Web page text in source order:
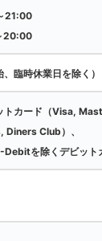
21:00
20:00
臨時休業日を除く）
トカード（Visa,
Club）、
Debitを除くデビット